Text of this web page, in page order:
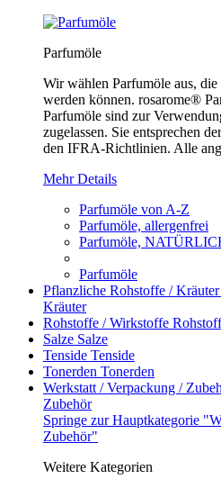
Parfumöle
Wir wählen Parfumöle aus,
werden können. rosarome®
Parfumöle sind zur
zugelassen. Sie entsprechen
den IFRA-Richtlinien. Alle
Mehr Details
Parfumöle von A-Z
Parfumöle, allergenfrei
Parfumöle,
Parfumöle
Pflanzliche Rohstoffe / Kräuter
Kräuter
Rohstoffe / Wirkstoffe
Salze Salze
Tenside Tenside
Tonerden Tonerden
Werkstatt / Verpackung /
Zubehör
Springe zur Hauptkategorie
Zubehör"
Weitere Kategorien